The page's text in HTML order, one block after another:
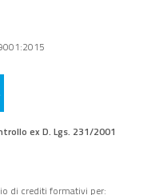
ex D. Lgs. 231/2001
di crediti formativi per: